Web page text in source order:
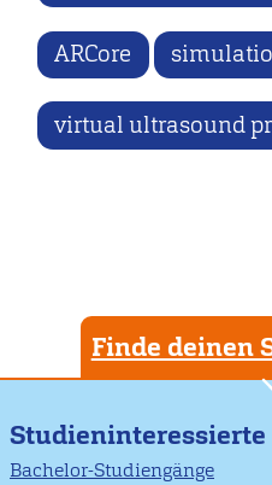
ARCore
virtual ultrasound
Finde deinen
Studieninteressierte
Bachelor-Studiengänge